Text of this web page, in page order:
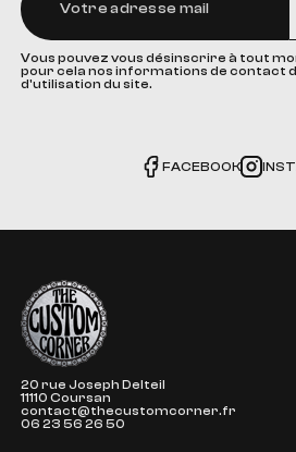
Vous pouvez vous désinscrire à tout
pour cela nos informations de contact
d'utilisation du site.
FACEBOOK
The Custom Corner
20 rue Joseph Delteil
11110 Coursan
contact@thecustomcorner.fr
06 23 56 26 50